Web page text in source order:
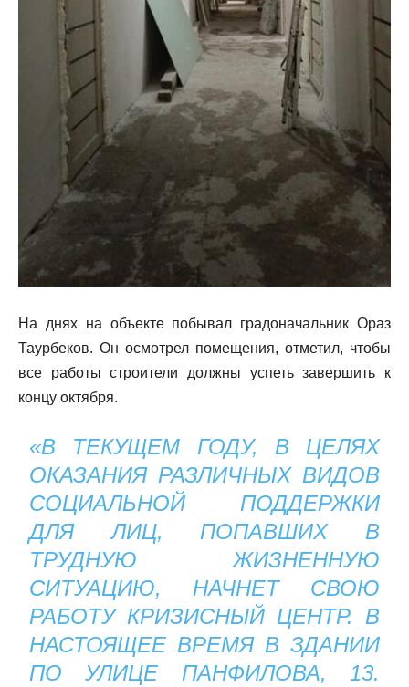
На днях на объекте побывал градоначальник Ораз
Таурбеков. Он осмотрел помещения, отметил, чтобы
все работы строители должны успеть завершить к
концу октября.
«В ТЕКУЩЕМ ГОДУ, В ЦЕЛЯХ
ОКАЗАНИЯ РАЗЛИЧНЫХ ВИДОВ
СОЦИАЛЬНОЙ ПОДДЕРЖКИ
ДЛЯ ЛИЦ, ПОПАВШИХ В
ТРУДНУЮ ЖИЗНЕННУЮ
СИТУАЦИЮ, НАЧНЕТ СВОЮ
РАБОТУ КРИЗИСНЫЙ ЦЕНТР. В
НАСТОЯЩЕЕ ВРЕМЯ В ЗДАНИИ
ПО УЛИЦЕ ПАНФИЛОВА, 13.